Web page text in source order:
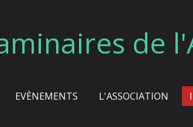
de
EVÈNEMENTS L'ASSOCIATION